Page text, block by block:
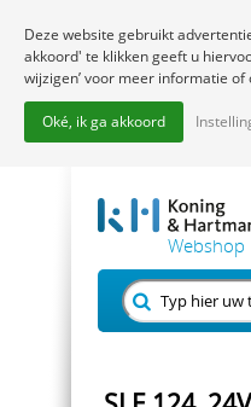
Deze website gebruikt
akkoord' te klikken geeft u
wijzigen’ voor meer informatie
Oké, ik ga akkoord